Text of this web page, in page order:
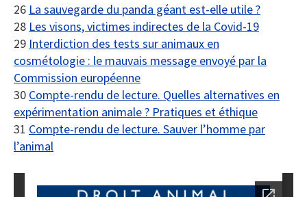
26 La sauvegarde du panda géant est-elle utile ?
28 Les visons, victimes indirectes de la Covid-19
29 Interdiction des tests sur animaux en
cosmétologie : le mauvais message envoyé par la
Commission européenne
30 Compte-rendu de lecture. Quelles alternatives en
expérimentation animale ? Pratiques et éthique
31 Compte-rendu de lecture. Sauver l’homme par
l’animal